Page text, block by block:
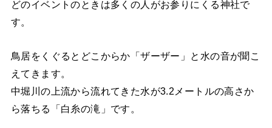
どのイベントのときは多くの人がお参りにくる神社で
す。
鳥居をくぐるとどこからか「ザーザー」と水の音が聞こ
えてきます。
中堀川の上流から流れてきた水が3.2メートルの高さか
ら落ちる「白糸の滝」です。